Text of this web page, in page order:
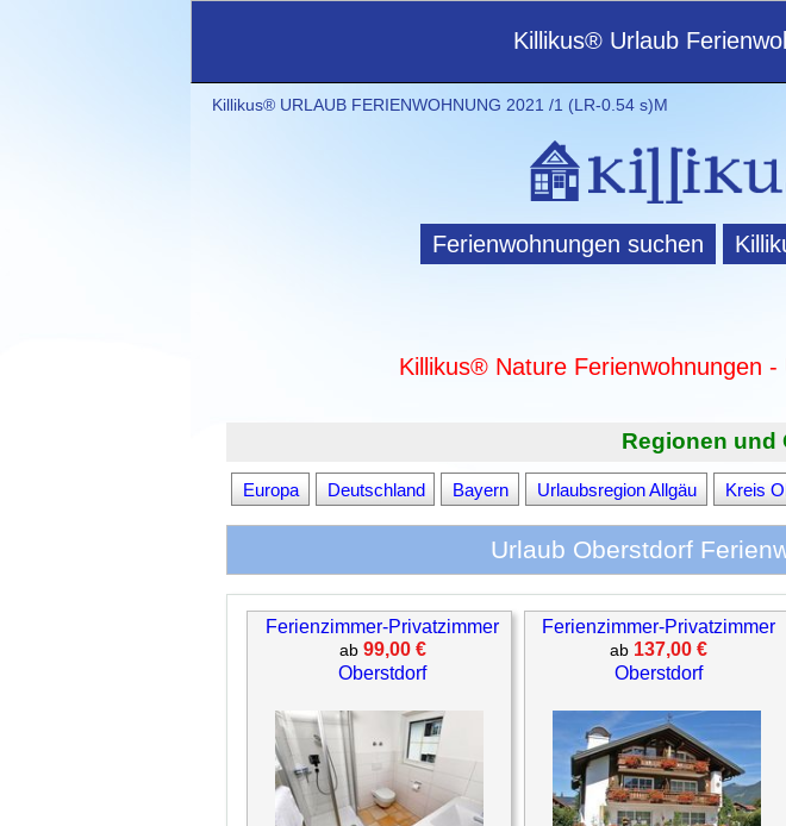
Killikus® Urlaub
Killikus® URLAUB FERIENWOHNUNG 2021 /1 (LR-0.54 s)M
Ferienwohnungen suchen
Killikus® Nature Ferienwohnungen
Regionen und
Europa Deutschland Bayern Urlaubsregion Allgäu Kreis
Urlaub Oberstdorf
Ferienzimmer-Privatzimmer
ab 99,00 €
Oberstdorf
Ferienzimmer-Privatzimmer
ab 137,00 €
Oberstdorf